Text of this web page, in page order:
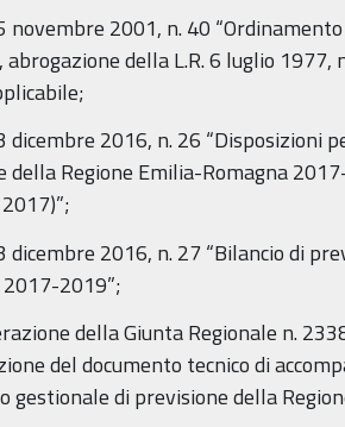
novembre 2001, n. 40
abrogazione della L.R. 6 luglio 1977,
dicembre 2016, n. 26 “Disposizioni
della Regione Emilia-Romagna
dicembre 2016, n. 27 “Bilancio di
2019”;
della Giunta Regionale n.
del documento tecnico di
gestionale di previsione della